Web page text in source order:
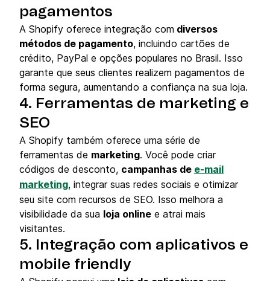
pagamentos
A Shopify oferece integração com diversos
métodos de pagamento, incluindo cartões de
crédito, PayPal e opções populares no Brasil. Isso
garante que seus clientes realizem pagamentos de
forma segura, aumentando a confiança na sua loja.
4. Ferramentas de marketing e
SEO
A Shopify também oferece uma série de
ferramentas de marketing. Você pode criar
códigos de desconto, campanhas de e-mail
marketing, integrar suas redes sociais e otimizar
seu site com recursos de SEO. Isso melhora a
visibilidade da sua loja online e atrai mais
visitantes.
5. Integração com aplicativos e
mobile friendly